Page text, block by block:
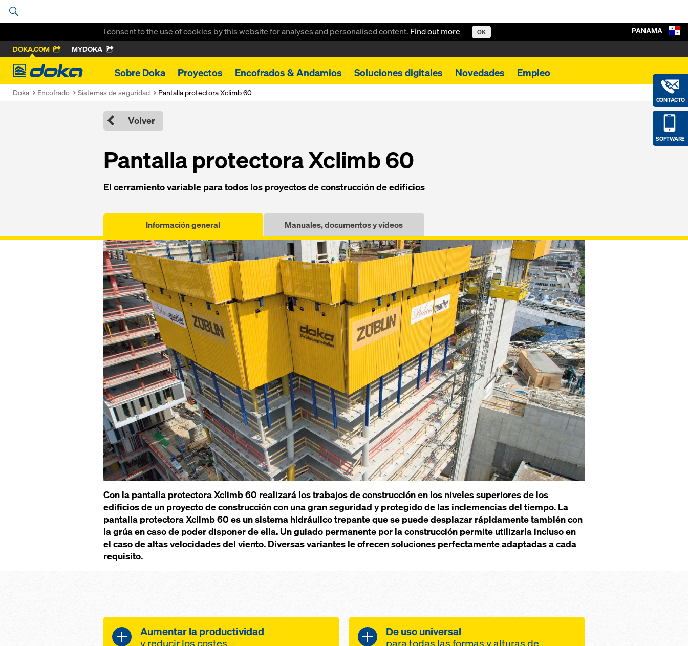
I consent to the use of cookies by this website for analyses and personalised content. Find out more OK
DOKA.COM MYDOKA
Doka
Sobre Doka Proyectos Encofrados & Andamios Soluciones digitales Novedades Empleo
CONTACTO
SOFTWARE
PANAMA
Doka Encofrado Sistemas de seguridad Pantalla protectora Xclimb 60
Volver
Pantalla protectora Xclimb 60
El cerramiento variable para todos los proyectos de construcción de edificios
Información general Manuales, documentos y vídeos
Con la pantalla protectora Xclimb 60 realizará los trabajos de construcción en los niveles superiores de los
edificios de un proyecto de construcción con una gran seguridad y protegido de las inclemencias del tiempo. La
pantalla protectora Xclimb 60 es un sistema hidráulico trepante que se puede desplazar rápidamente también con
la grúa en caso de poder disponer de ella. Un guiado permanente por la construcción permite utilizarla incluso en
el caso de altas velocidades del viento. Diversas variantes le ofrecen soluciones perfectamente adaptadas a cada
requisito.
Aumentar la productividad
y reducir los costes
De uso universal
para todas las formas y alturas de